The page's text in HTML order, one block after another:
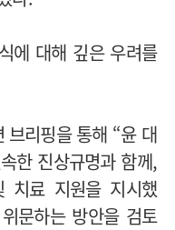
에 대해 깊은 우려를
브리핑을 통해 “윤 대
한 진상규명과 함께,
치료 지원을 지시했
문하는 방안을 검토